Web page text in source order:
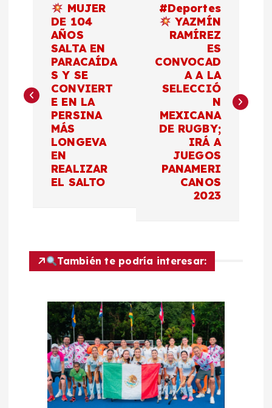
e
n
MUJER
DE 104
AÑOS
SALTA EN
PARACAÍDA
S Y SE
CONVIERT
E EN LA
PERSINA
MÁS
LONGEVA
EN
REALIZAR
EL SALTO
#Deportes
YAZMÍN
RAMÍREZ
ES
CONVOCAD
A A LA
SELECCIÓ
N
MEXICANA
DE RUGBY;
IRÁ A
JUEGOS
PANAMERI
CANOS
2023
También te podría interesar: